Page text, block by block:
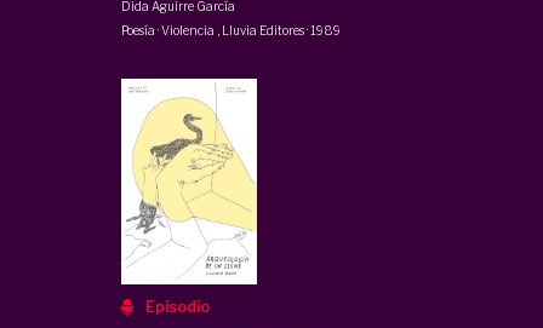
Dida Aguirre García
Poesía · Violencia
Lluvia Editores·1989
Episodio